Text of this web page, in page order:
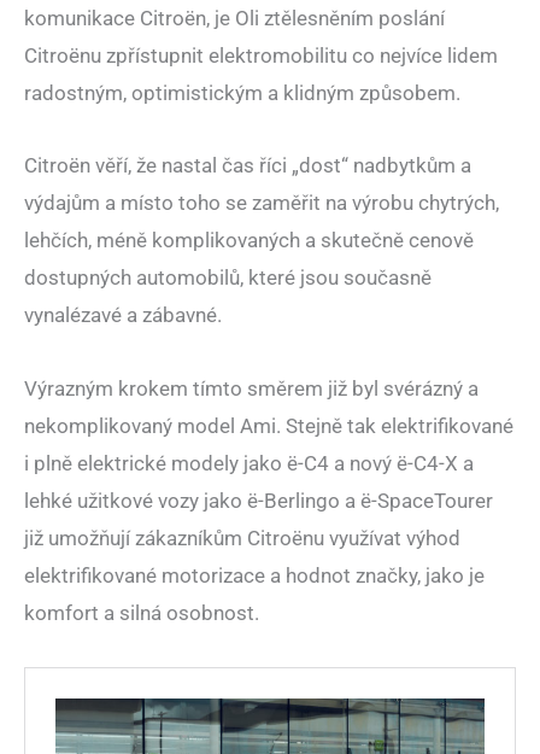
komunikace Citroën, je Oli ztělesněním poslání
Citroënu zpřístupnit elektromobilitu co nejvíce lidem
radostným, optimistickým a klidným způsobem.
Citroën věří, že nastal čas říci „dost“ nadbytkům a
výdajům a místo toho se zaměřit na výrobu chytrých,
lehčích, méně komplikovaných a skutečně cenově
dostupných automobilů, které jsou současně
vynalézavé a zábavné.
Výrazným krokem tímto směrem již byl svérázný a
nekomplikovaný model Ami. Stejně tak elektrifikované
i plně elektrické modely jako ë-C4 a nový ë-C4-X a
lehké užitkové vozy jako ë-Berlingo a ë-SpaceTourer
již umožňují zákazníkům Citroënu využívat výhod
elektrifikované motorizace a hodnot značky, jako je
komfort a silná osobnost.